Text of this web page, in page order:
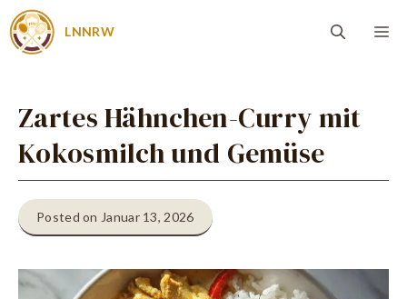
Zum
Inhalt
LNNRW
Zartes Hähnchen-Curry mit
Kokosmilch und Gemüse
Posted on Januar 13, 2026